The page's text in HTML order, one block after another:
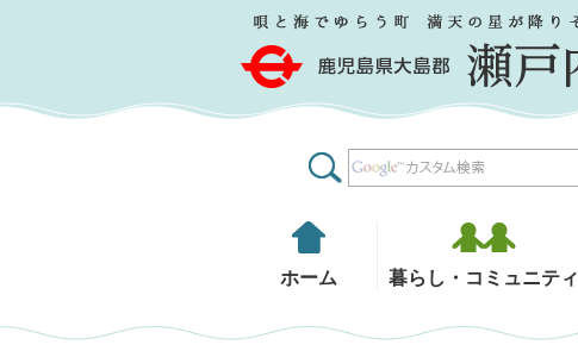
鹿児島県大島郡 瀬戸内町
ホーム 暮らし・コミュニティ